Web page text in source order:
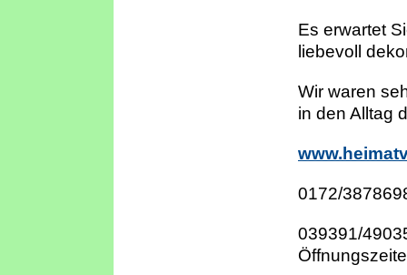
Es erwartet
liebevoll
Wir waren
in den Alltag
0172/
039391/